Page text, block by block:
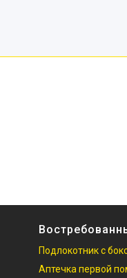
Подлокотник с
Аптечка первой